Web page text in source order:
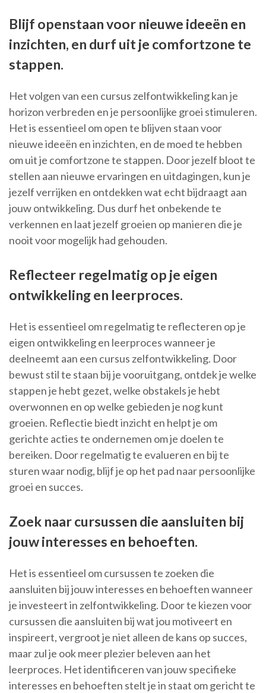
Blijf openstaan voor nieuwe ideeën en
inzichten, en durf uit je comfortzone te
stappen.
Het volgen van een cursus zelfontwikkeling kan je
horizon verbreden en je persoonlijke groei stimuleren.
Het is essentieel om open te blijven staan voor
nieuwe ideeën en inzichten, en de moed te hebben
om uit je comfortzone te stappen. Door jezelf bloot te
stellen aan nieuwe ervaringen en uitdagingen, kun je
jezelf verrijken en ontdekken wat echt bijdraagt aan
jouw ontwikkeling. Dus durf het onbekende te
verkennen en laat jezelf groeien op manieren die je
nooit voor mogelijk had gehouden.
Reflecteer regelmatig op je eigen
ontwikkeling en leerproces.
Het is essentieel om regelmatig te reflecteren op je
eigen ontwikkeling en leerproces wanneer je
deelneemt aan een cursus zelfontwikkeling. Door
bewust stil te staan bij je vooruitgang, ontdek je welke
stappen je hebt gezet, welke obstakels je hebt
overwonnen en op welke gebieden je nog kunt
groeien. Reflectie biedt inzicht en helpt je om
gerichte acties te ondernemen om je doelen te
bereiken. Door regelmatig te evalueren en bij te
sturen waar nodig, blijf je op het pad naar persoonlijke
groei en succes.
Zoek naar cursussen die aansluiten bij
jouw interesses en behoeften.
Het is essentieel om cursussen te zoeken die
aansluiten bij jouw interesses en behoeften wanneer
je investeert in zelfontwikkeling. Door te kiezen voor
cursussen die aansluiten bij wat jou motiveert en
inspireert, vergroot je niet alleen de kans op succes,
maar zul je ook meer plezier beleven aan het
leerproces. Het identificeren van jouw specifieke
interesses en behoeften stelt je in staat om gericht te